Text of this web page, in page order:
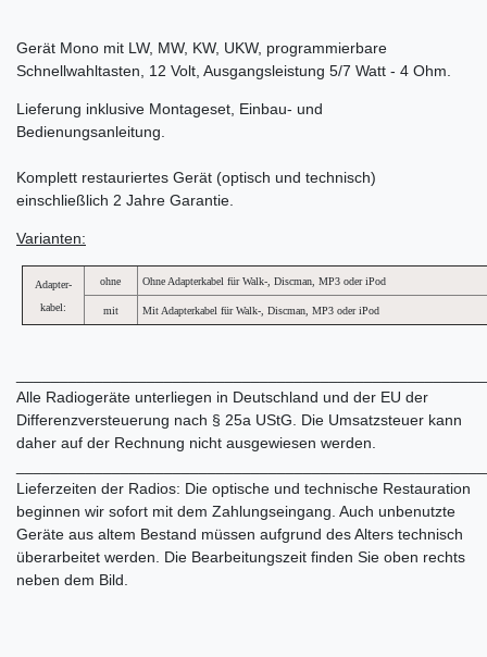
Gerät Mono mit LW, MW, KW, UKW, programmierbare
Schnellwahltasten, 12 Volt, Ausgangsleistung 5/7 Watt - 4 Ohm.
Lieferung inklusive Montageset, Einbau- und
Bedienungsanleitung.
Komplett restauriertes Gerät (optisch und technisch)
einschließlich 2 Jahre Garantie.
Varianten:
Adapter-
kabel:
ohne Ohne Adapterkabel für Walk-, Discman, MP3 oder iPod
mit Mit Adapterkabel für Walk-, Discman, MP3 oder iPod
Alle Radiogeräte unterliegen in Deutschland und der EU der
Differenzversteuerung nach § 25a UStG. Die Umsatzsteuer kann
daher auf der Rechnung nicht ausgewiesen werden.
Lieferzeiten der Radios: Die optische und technische Restauration
beginnen wir sofort mit dem Zahlungseingang. Auch unbenutzte
Geräte aus altem Bestand müssen aufgrund des Alters technisch
überarbeitet werden. Die Bearbeitungszeit finden Sie oben rechts
neben dem Bild.